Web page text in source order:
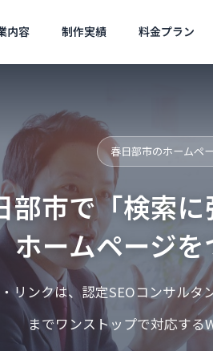
内容 制作実績 料金プラン
ルティ
レンタ
MEO対策
Googleマップ対策
須です
セキュリティ
Googleを名乗る不審な電話・
SMSの見分け方
会社
春日部市のホームペ
部市で「検索
ホームページ
リンクは、認定SEOコンサルタ
までワンストップで対応する